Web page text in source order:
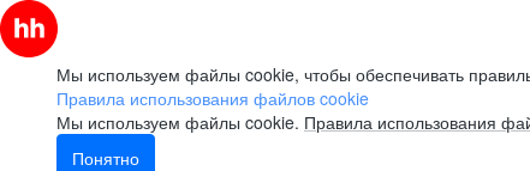
Мы используем файлы cookie, чтобы обеспечивать
Правила использования файлов cookie
Мы используем файлы cookie. Правила использования
Понятно